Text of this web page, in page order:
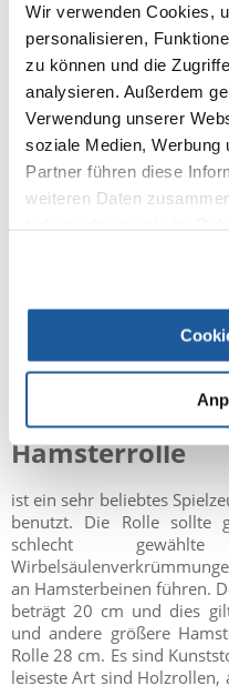
Wir verwenden Cookies,
personalisieren,
zu können und die
analysieren. Außerdem
Verwendung unserer
soziale Medien, Werbung
Partner führen diese
weiteren Daten
Hamsterstreu
es sollte schonend für
scharfe Bestandteile. Eine
Auskleidung, die
mit Heu mischen, um es
daran, dass Hamster
nicht an der Einstreu. Die
mehr erreichen. Ersetzen
Bedarf, aber etwa alle
desinfizieren Sie den
Geräte und Spielzeuge
Hamsterrolle
ist ein sehr beliebtes
benutzt. Die Rolle sollte
schlecht
an Hamsterbeinen führen.
beträgt 20 cm und dies
und andere größere
Rolle 28 cm. Es sind
leiseste Art sind Holzrollen,